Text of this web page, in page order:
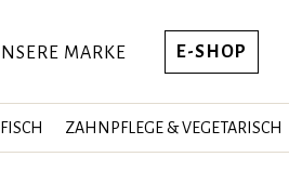
MARKE E-SHOP
ZAHNPFLEGE & VEGETARISCH